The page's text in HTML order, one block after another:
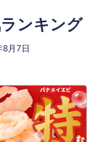
ンキング
月7日